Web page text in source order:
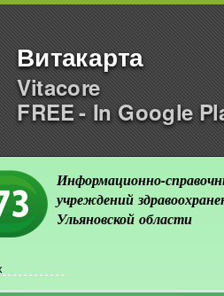
Витакарта
Vitacore
FREE - In Google
Информационно-
учреждений
Ульяновской области